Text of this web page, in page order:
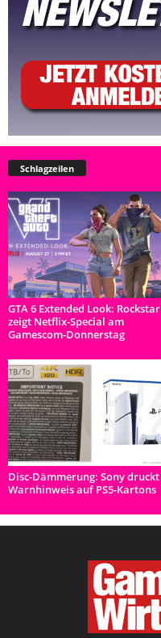
Schlagzeilen
GTA 6 Extended Look: Rockstar
zeigt Netflix-Special am
Gamescom-Donnerstag
Disc-Dämmerung: Sony druckt
Warnhinweis auf PS5-Kartons